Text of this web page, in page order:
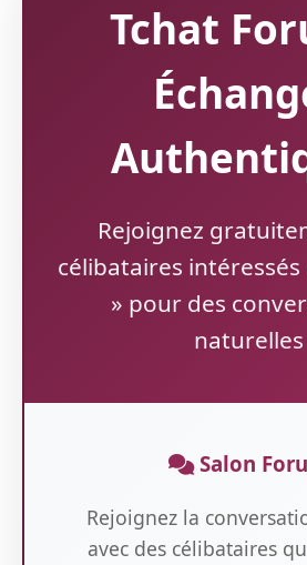
Tchat
Rejoignez
célibataires
» pour des
naturelles
Salon
Rejoignez la
avec des célibataires